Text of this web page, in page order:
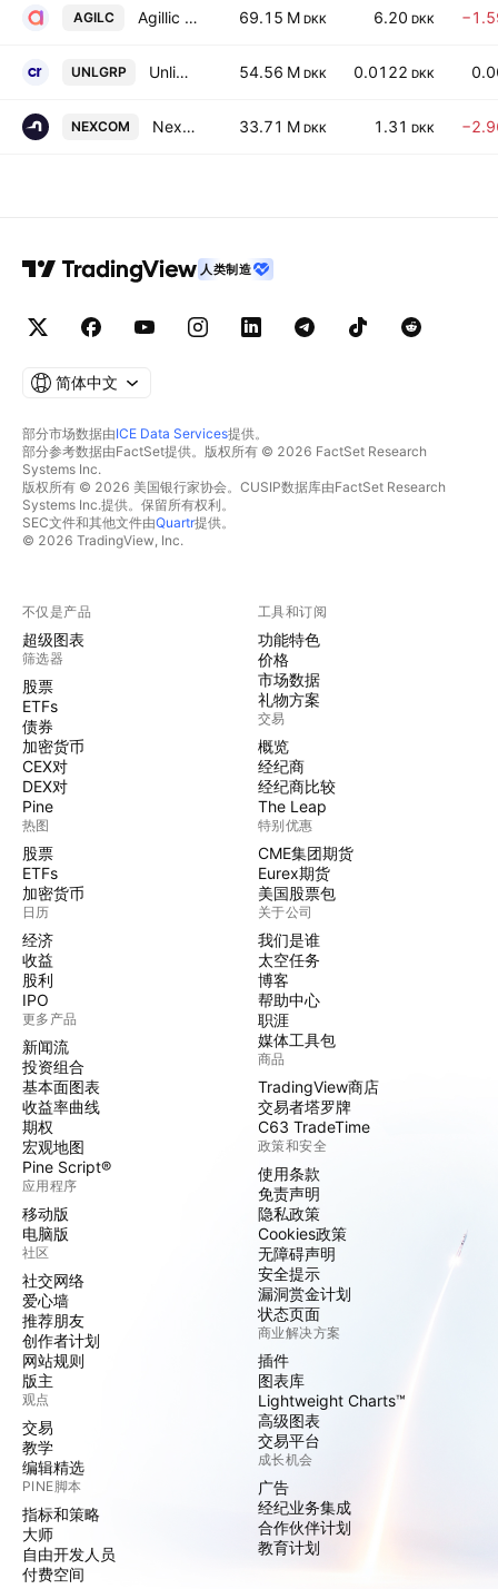
AGILC Agillic A/S 69.15 M DKK 6.20 DKK
UNLGRP Unlimit Group A/S 54.56 M DKK 0.0122 DKK
NEXCOM Nexcom A/S 33.71 M DKK 1.31 DKK
人类制造
简体中文
部分市场数据由ICE Data Services提供。
部分参考数据由FactSet提供。版权所有 © 2026 FactSet Research
Systems Inc.
版权所有 © 2026 美国银行家协会。CUSIP数据库由FactSet Research
Systems Inc.提供。保留所有权利。
SEC文件和其他文件由Quartr提供。
© 2026 TradingView, Inc.
不仅是产品
超级图表
筛选器
股票
ETFs
债券
加密货币
CEX对
DEX对
Pine
热图
股票
ETFs
加密货币
日历
经济
收益
股利
IPO
更多产品
新闻流
投资组合
基本面图表
收益率曲线
期权
宏观地图
Pine Script®
应用程序
移动版
电脑版
社区
社交网络
爱心墙
推荐朋友
创作者计划
网站规则
版主
观点
交易
教学
编辑精选
PINE脚本
指标和策略
大师
自由开发人员
付费空间
工具和订阅
功能特色
价格
市场数据
礼物方案
交易
概览
经纪商
经纪商比较
The Leap
特别优惠
CME集团期货
Eurex期货
美国股票包
关于公司
我们是谁
太空任务
博客
帮助中心
职涯
媒体工具包
商品
TradingView商店
交易者塔罗牌
C63 TradeTime
政策和安全
使用条款
免责声明
隐私政策
Cookies政策
无障碍声明
安全提示
漏洞赏金计划
状态页面
商业解决方案
插件
图表库
Lightweight Charts™
高级图表
交易平台
成长机会
广告
经纪业务集成
合作伙伴计划
教育计划